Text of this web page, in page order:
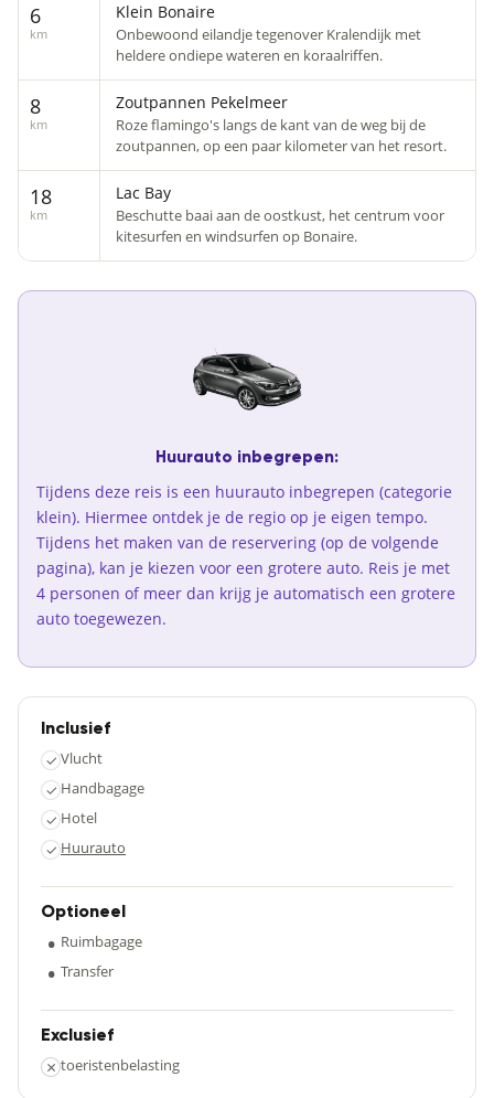
6
km
Klein Bonaire
Onbewoond eilandje tegenover Kralendijk met
heldere ondiepe wateren en koraalriffen.
8
km
Zoutpannen Pekelmeer
Roze flamingo's langs de kant van de weg bij de
zoutpannen, op een paar kilometer van het resort.
18
km
Lac Bay
Beschutte baai aan de oostkust, het centrum voor
kitesurfen en windsurfen op Bonaire.
Huurauto inbegrepen:
Tijdens deze reis is een huurauto inbegrepen (categorie
klein). Hiermee ontdek je de regio op je eigen tempo.
Tijdens het maken van de reservering (op de volgende
pagina), kan je kiezen voor een grotere auto. Reis je met
4 personen of meer dan krijg je automatisch een grotere
auto toegewezen.
Inclusief
✓Vlucht
✓ Handbagage
✓ Hotel
✓ Huurauto
Optioneel
• Ruimbagage
• Transfer
Exclusief
× toeristenbelasting